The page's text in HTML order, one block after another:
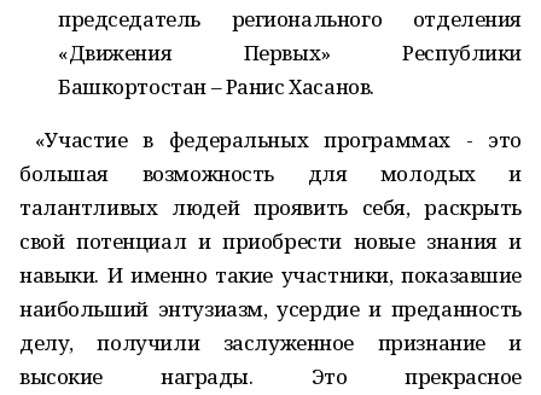
председатель регионального отделения
«Движения Первых» Республики
Башкортостан – Ранис Хасанов.
«Участие в федеральных программах - это
большая возможность для молодых и
талантливых людей проявить себя, раскрыть
свой потенциал и приобрести новые знания и
навыки. И именно такие участники, показавшие
наибольший энтузиазм, усердие и преданность
делу, получили заслуженное признание и
высокие награды. Это прекрасное